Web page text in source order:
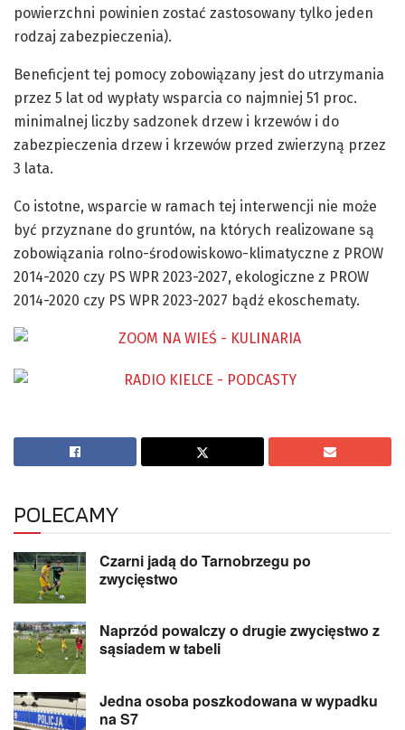
powierzchni powinien zostać zastosowany tylko jeden
rodzaj zabezpieczenia).
Beneficjent tej pomocy zobowiązany jest do utrzymania
przez 5 lat od wypłaty wsparcia co najmniej 51 proc.
minimalnej liczby sadzonek drzew i krzewów i do
zabezpieczenia drzew i krzewów przed zwierzyną przez
3 lata.
Co istotne, wsparcie w ramach tej interwencji nie może
być przyznane do gruntów, na których realizowane są
zobowiązania rolno-środowiskowo-klimatyczne z PROW
2014-2020 czy PS WPR 2023-2027, ekologiczne z PROW
2014-2020 czy PS WPR 2023-2027 bądź ekoschematy.
POLECAMY
Czarni jadą do Tarnobrzegu po
zwycięstwo
Naprzód powalczy o drugie zwycięstwo z
sąsiadem w tabeli
Jedna osoba poszkodowana w wypadku
na S7